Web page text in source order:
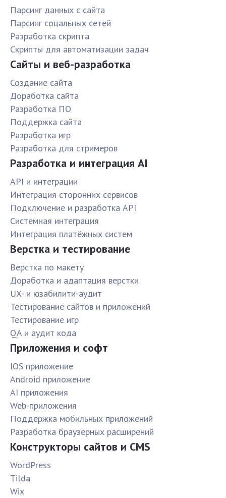
Парсинг данных с сайта
Парсинг соцальных сетей
Разработка скрипта
Скрипты для автоматизации задач
Сайты и веб-разработка
Создание сайта
Доработка сайта
Разработка ПО
Поддержка сайта
Разработка игр
Разработка для стримеров
Разработка и интеграция AI
API и интеграции
Интеграция сторонних сервисов
Подключение и разработка API
Системная интеграция
Интеграция платёжных систем
Верстка и тестирование
Верстка по макету
Доработка и адаптация верстки
UX- и юзабилити-аудит
Тестирование сайтов и приложений
Тестирование игр
QA и аудит кода
Приложения и софт
IOS приложение
Android приложение
AI приложения
Web-приложения
Поддержка мобильных приложений
Разработка браузерных расширений
Конструкторы сайтов и CMS
WordPress
Tilda
Wix